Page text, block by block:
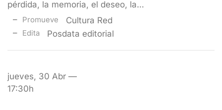
pérdida, la memoria, el deseo, la…
Promueve Cultura Red
Edita Posdata editorial
jueves, 30 Abr —
17:30h